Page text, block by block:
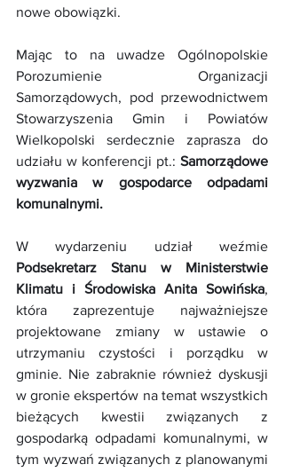
nowe obowiązki.
Mając to na uwadze Ogólnopolskie
Porozumienie Organizacji
Samorządowych, pod przewodnictwem
Stowarzyszenia Gmin i Powiatów
Wielkopolski serdecznie zaprasza do
udziału w konferencji pt.: Samorządowe
wyzwania w gospodarce odpadami
komunalnymi.
Podsekretarz Stanu w Ministerstwie
Klimatu i Środowiska Anita Sowińska,
która zaprezentuje najważniejsze
projektowane zmiany w ustawie o
utrzymaniu czystości i porządku w
gminie. Nie zabraknie również dyskusji
w gronie ekspertów na temat wszystkich
bieżących kwestii związanych z
gospodarką odpadami komunalnymi, w
tym wyzwań związanych z planowanymi